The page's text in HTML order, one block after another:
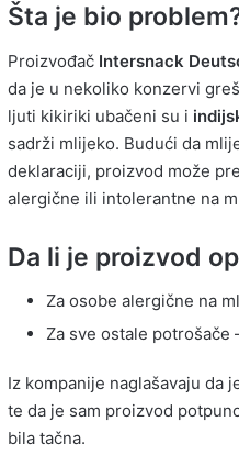
Šta je bio
Proizvođač Intersnack
da je u nekoliko konzervi
ljuti kikiriki ubačeni su i
sadrži mlijeko. Budući da
deklaraciji, proizvod može
alergične ili intolerantne na
Da li je proizvod
Za osobe alergične na
Za sve ostale potrošače
Iz kompanije naglašavaju da
te da je sam proizvod
bila tačna.